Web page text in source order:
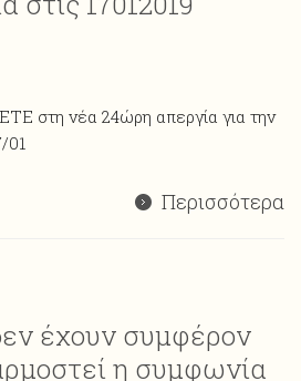
στη νέα 24ώρη απεργία για την
01
Περισσότερα
έχουν συμφέρον
η συμφωνία